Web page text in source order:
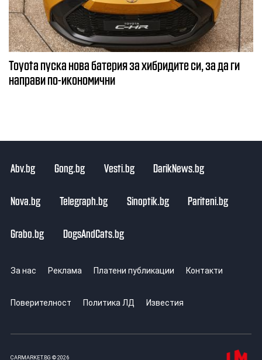
Toyota пуска нова батерия за хибридите си, за да ги
направи по-икономични
Abv.bg Gong.bg Vesti.bg DarikNews.bg
Nova.bg Telegraph.bg Sinoptik.bg Pariteni.bg
Grabo.bg DogsAndCats.bg
За нас Реклама Платени публикации Контакти
Поверителност Политика ЛД Известия
CARMARKET.BG © 2026